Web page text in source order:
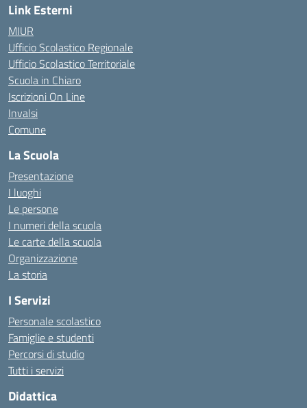
Link Esterni
MIUR
Ufficio Scolastico Regionale
Ufficio Scolastico Territoriale
Scuola in Chiaro
Iscrizioni On Line
Invalsi
Comune
La Scuola
Presentazione
I luoghi
Le persone
I numeri della scuola
Le carte della scuola
Organizzazione
La storia
I Servizi
Personale scolastico
Famiglie e studenti
Percorsi di studio
Tutti i servizi
Didattica